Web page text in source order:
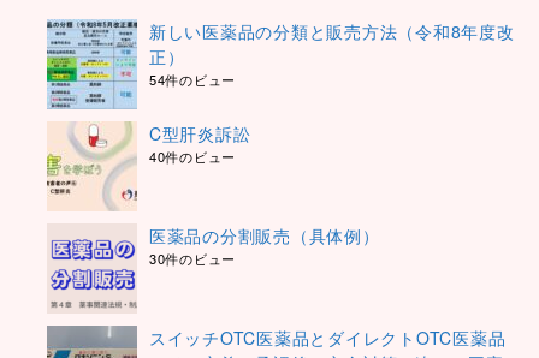
新しい医薬品の分類と販売方法（令和8年度改
正）
54件のビュー
C型肝炎訴訟
40件のビュー
医薬品の分割販売（具体例）
30件のビュー
スイッチOTC医薬品とダイレクトOTC医薬品